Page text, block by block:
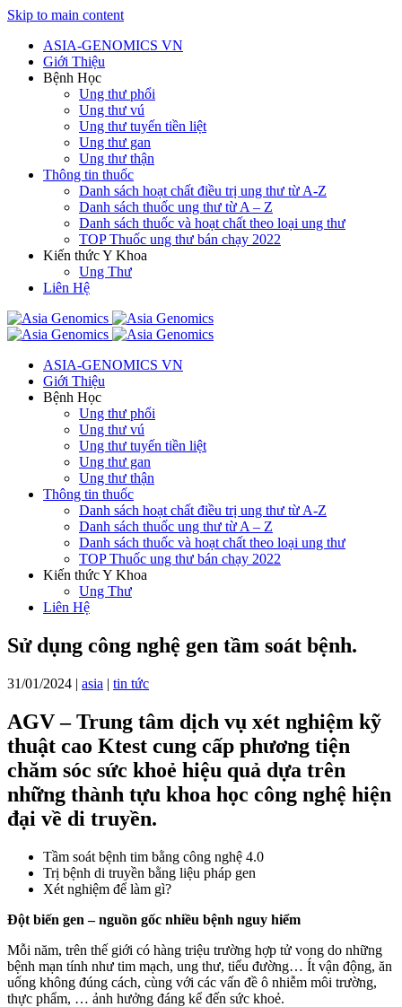
Skip to main content
ASIA-GENOMICS VN
Giới Thiệu
Bệnh Học
Ung thư phổi
Ung thư vú
Ung thư tuyến tiền liệt
Ung thư gan
Ung thư thận
Thông tin thuốc
Danh sách hoạt chất điều trị ung thư từ A-Z
Danh sách thuốc ung thư từ A – Z
Danh sách thuốc và hoạt chất theo loại ung thư
TOP Thuốc ung thư bán chạy 2022
Kiến thức Y Khoa
Ung Thư
Liên Hệ
ASIA-GENOMICS VN
Giới Thiệu
Bệnh Học
Ung thư phổi
Ung thư vú
Ung thư tuyến tiền liệt
Ung thư gan
Ung thư thận
Thông tin thuốc
Danh sách hoạt chất điều trị ung thư từ A-Z
Danh sách thuốc ung thư từ A – Z
Danh sách thuốc và hoạt chất theo loại ung thư
TOP Thuốc ung thư bán chạy 2022
Kiến thức Y Khoa
Ung Thư
Liên Hệ
Sử dụng công nghệ gen tầm soát bệnh.
31/01/2024 | asia | tin tức
AGV – Trung tâm dịch vụ xét nghiệm kỹ
thuật cao Ktest cung cấp phương tiện
chăm sóc sức khoẻ hiệu quả dựa trên
những thành tựu khoa học công nghệ hiện
đại về di truyền.
Tầm soát bệnh tim bằng công nghệ 4.0
Trị bệnh di truyền bằng liệu pháp gen
Xét nghiệm để làm gì?
Đột biến gen – nguồn gốc nhiều bệnh nguy hiểm
Mỗi năm, trên thế giới có hàng triệu trường hợp tử vong do những
bệnh mạn tính như tim mạch, ung thư, tiểu đường… Ít vận động, ăn
uống không đúng cách, cùng với các vấn đề ô nhiễm môi trường,
thực phẩm, … ảnh hưởng đáng kể đến sức khoẻ.